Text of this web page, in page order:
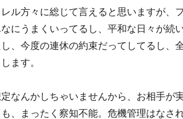
ル方々に総じて言えると思いますが、
にうまくいってるし、平和な日々が続
、今度の連休の約束だってしてるし、
ます。
なんかしちゃいませんから、お相手が
、まったく察知不能。危機管理はなさ